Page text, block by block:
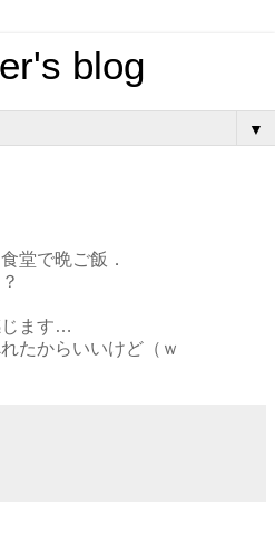
blog
▼
堂で晩ご飯．
じます…
たからいいけど（ｗ